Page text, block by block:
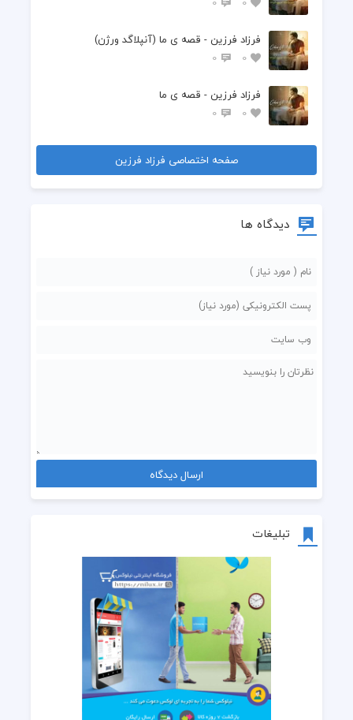
تبلیغات
فرزاد فرزین - قصه ی ما (آنپلاگد ورژن)
0
0
فرزاد فرزین - قصه ی ما
0
0
صفحه اختصاصی فرزاد فرزین
دیدگاه ها